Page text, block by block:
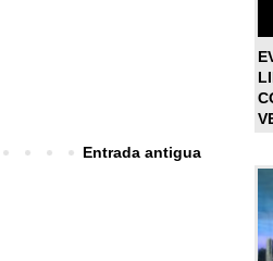
Entrada antigua